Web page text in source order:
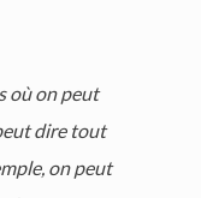
où on peut
dire tout
on peut